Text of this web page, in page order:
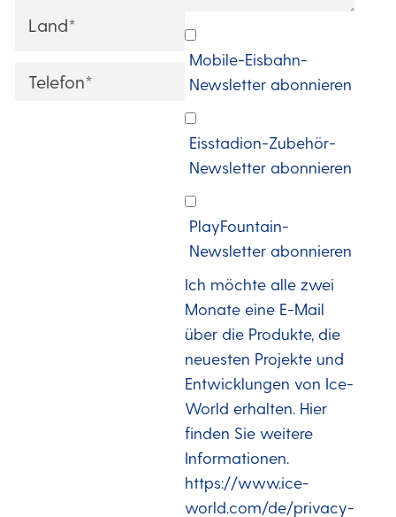
Country
Phone
Ich
möchte
zwei
Monate
eine
E-
Mail
über
die
Produkte,
die
neuesten
Projekte
und
Entwicklungen
Mobile-Eisbahn-
Newsletter abonnieren
Eisstadion-Zubehör-
Newsletter abonnieren
PlayFountain-
Newsletter abonnieren
Ich möchte alle zwei
Monate eine E-Mail
über die Produkte, die
neuesten Projekte und
Entwicklungen von Ice-
World erhalten. Hier
finden Sie weitere
Informationen.
https://www.ice-
world.com/de/privacy-